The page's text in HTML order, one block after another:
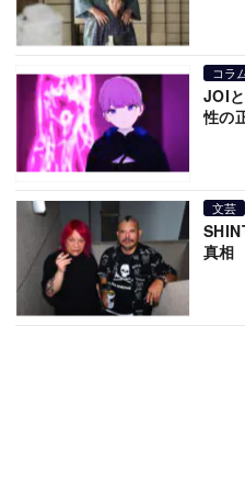
コラ
JOI
性の
文芸
真相